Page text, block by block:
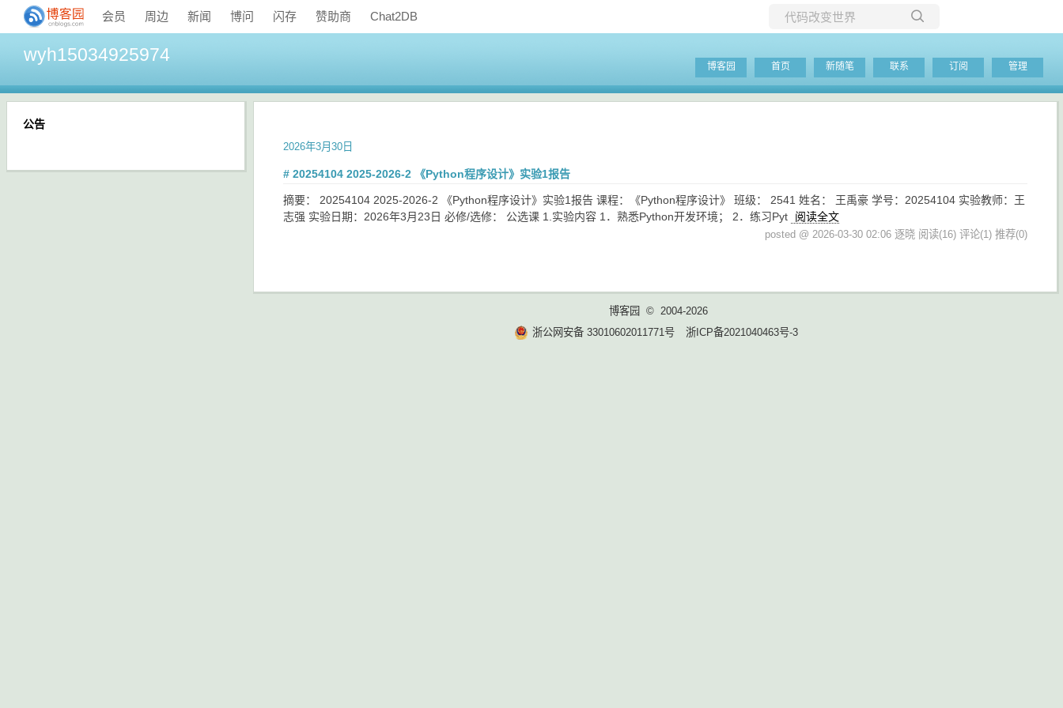
会员 周边 新闻 博问 闪存 赞助商 Chat2DB
当前博客
wyh15034925974
博客园 首页 新随笔 联系 订阅 管理
2026年3月30日
# 20254104 2025-2026-2 《Python程序设计》实验1报告
摘要： 20254104 2025-2026-2 《Python程序设计》实验1报告 课程：《Python程序设计》 班级： 2541 姓名： 王禹豪 学号：20254104 实验教师：王
志强 实验日期：2026年3月23日 必修/选修： 公选课 1.实验内容 1．熟悉Python开发环境； 2．练习Pyt
阅读全文
posted @ 2026-03-30 02:06 逐晓 阅读(16) 评论(1) 推荐(0)
公告
博客园
© 2004-2026
浙公网安备 33010602011771号
浙ICP备2021040463号-3